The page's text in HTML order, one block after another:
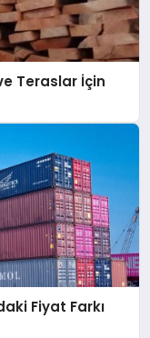
Teraslar İçin
Fiyat Farkı